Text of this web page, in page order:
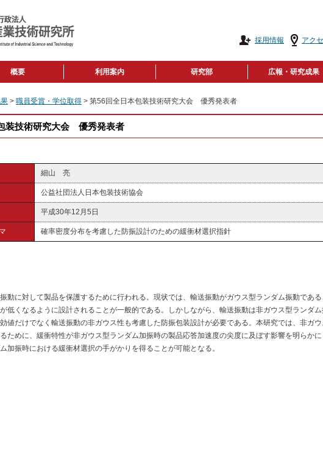
採用情報 アク
概要 利用案内 研究部 広報・研究成果
> 職員受賞・学位取得 > 第56回全日本包装技術研究大会 優秀発表者
装技術研究大会 優秀発表者
細山 亮
公益社団法人日本包装技術協会
平成30年12月5日
確率密度分布を考慮した防振設計のための緩衝材選択指針
動に対して製品を保護するために行われる。現状では、輸送振動がガウス型ランダム振動であ
低くなるように設計されることが一般的である。しかしながら、輸送振動は非ガウス型ランダム
値だけでなく輸送振動の非ガウス性も考慮した防振包装設計が必要である。本研究では、非ガ
ために、緩衝特性が非ガウス型ランダム加振時の製品応答加速度の尖度に及ぼす影響を明らか
加振時における緩衝材選択の手がかりを得ることが可能となる。